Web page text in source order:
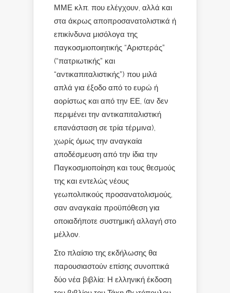
ΜΜΕ κλπ. που ελέγχουν, αλλά και
στα άκρως αποπροσανατολιστικά ή
επικίνδυνα μισόλογα της
παγκοσμιοποιητικής “Αριστεράς”
(“πατριωτικής” και
“αντικαπιταλιστικής”) που μιλά
απλά για έξοδο από το ευρώ ή
αορίστως και από την ΕΕ, (αν δεν
περιμένει την αντικαπιταλιστική
επανάσταση σε τρία τέρμινα),
χωρίς όμως την αναγκαία
αποδέσμευση από την ίδια την
Παγκοσμιοποίηση και τους θεσμούς
της και εντελώς νέους
γεωπολιτικούς προσανατολισμούς,
σαν αναγκαία προϋπόθεση για
οποιαδήποτε συστημική αλλαγή στο
μέλλον.
Στο πλαίσιο της εκδήλωσης θα
παρουσιαστούν επίσης συνοπτικά
δύο νέα βιβλία: Η ελληνική έκδοση